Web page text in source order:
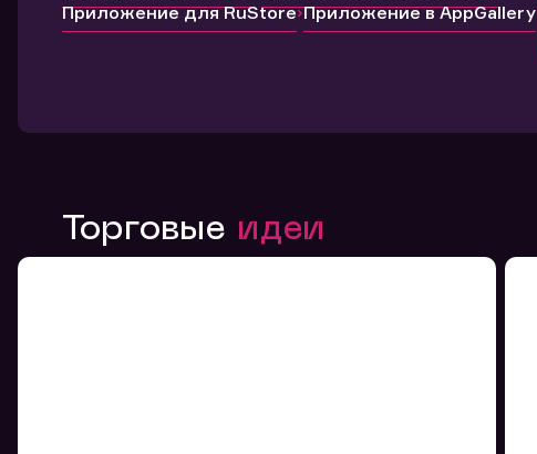
Приложение для RuStore Приложение в AppGallery
Торговые идеи